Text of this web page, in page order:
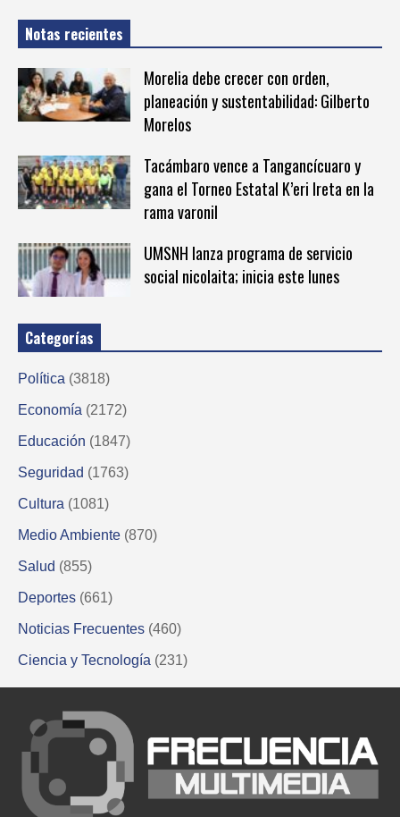
Notas recientes
Morelia debe crecer con orden,
planeación y sustentabilidad: Gilberto
Morelos
Tacámbaro vence a Tangancícuaro y
gana el Torneo Estatal K’eri Ireta en la
rama varonil
UMSNH lanza programa de servicio
social nicolaita; inicia este lunes
Categorías
Política (3818)
Economía (2172)
Educación (1847)
Seguridad (1763)
Cultura (1081)
Medio Ambiente (870)
Salud (855)
Deportes (661)
Noticias Frecuentes (460)
Ciencia y Tecnología (231)